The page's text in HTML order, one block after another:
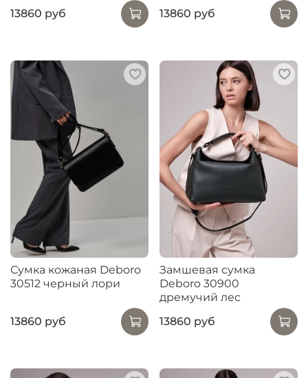
13860 руб
13860 руб
Сумка кожаная Deboro
30512 черный лори
13860 руб
Замшевая сумка
Deboro 30900
дремучий лес
13860 руб